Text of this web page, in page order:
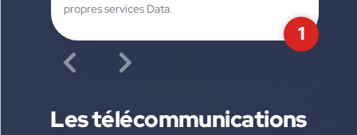
propres services Data.
1
Les télécommunications